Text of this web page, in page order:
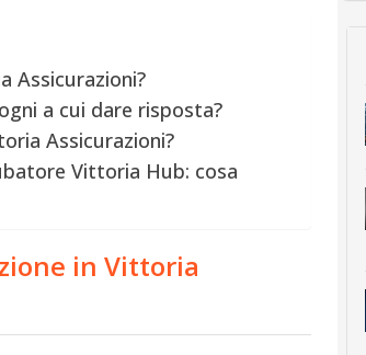
Assicurazioni?
a cui dare risposta?
Assicurazioni?
Vittoria Hub: cosa
in Vittoria